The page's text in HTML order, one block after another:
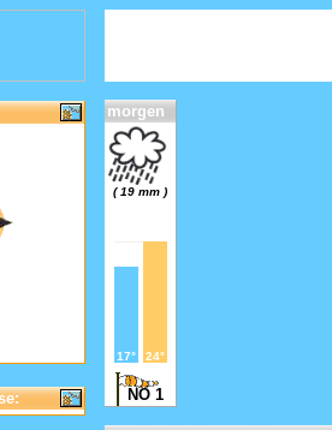
morgen
( 19 mm )
17° 24°
NO 1